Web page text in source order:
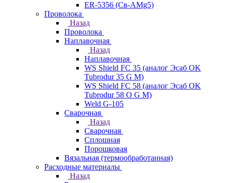
ER-5356 (Св-АМg5)
Проволока
Назад
Проволока
Наплавочная
Назад
Наплавочная
WS Shield FC 35 (аналог Эсаб OK
Tubrodur 35 G M)
WS Shield FC 58 (аналог Эсаб OK
Tubrodur 58 O G M)
Weld G-105
Сварочная
Назад
Сварочная
Сплошная
Порошковая
Вязальная (термообработанная)
Расходные материалы
Назад